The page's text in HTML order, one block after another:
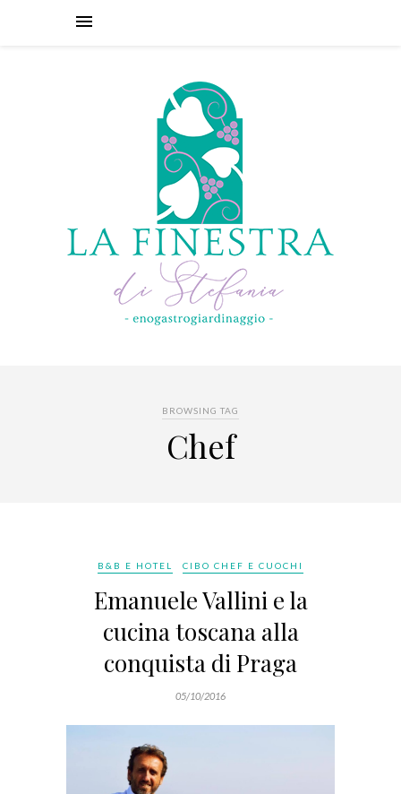
BROWSING TAG
Chef
B&B E HOTEL CIBO CHEF E CUOCHI
Emanuele Vallini e la
cucina toscana alla
conquista di Praga
05/10/2016